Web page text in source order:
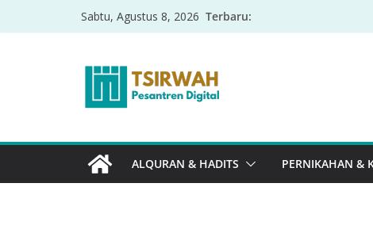
Sabtu, Agustus 8, 2026 Terbaru:
ALQURAN & HADITS PERNIKAHAN &